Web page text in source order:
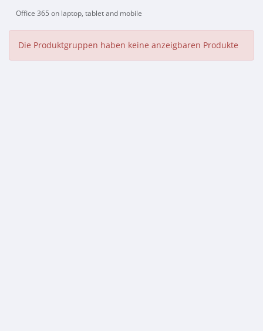
Office 365 on laptop, tablet and mobile
Die Produktgruppen haben keine anzeigbaren Produkte